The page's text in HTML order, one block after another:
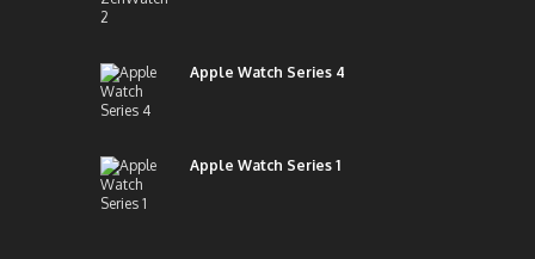
Apple Watch Series 4
Apple Watch Series 1